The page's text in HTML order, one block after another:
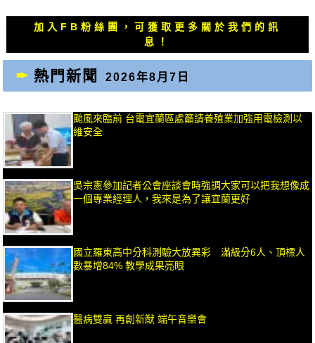
章：
加入FB粉絲團，可獲取更多關於我們的訊
息！
熱門新聞 2026年8月7日
颱風來臨前 台電宜蘭區處籲請養殖業加強用電檢測以
維安全
吳宗憲參加記者公會座談會時強調大家可以把我想像成
一個專業經理人，我來是為了讓宜蘭更好
國立羅東高中分科測驗大放異彩 滿級分6人、頂標人
數暴增84% 教學成果亮眼
醫病雙贏 再創新猷 端午音樂會